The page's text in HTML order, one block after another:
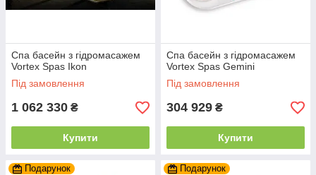
Спа басейн з гідромасажем
Vortex Spas Ikon
Під замовлення
1 062 330 ₴
Купити
Спа басейн з гідромасажем
Vortex Spas Gemini
Під замовлення
304 929 ₴
Купити
Подарунок Подарунок